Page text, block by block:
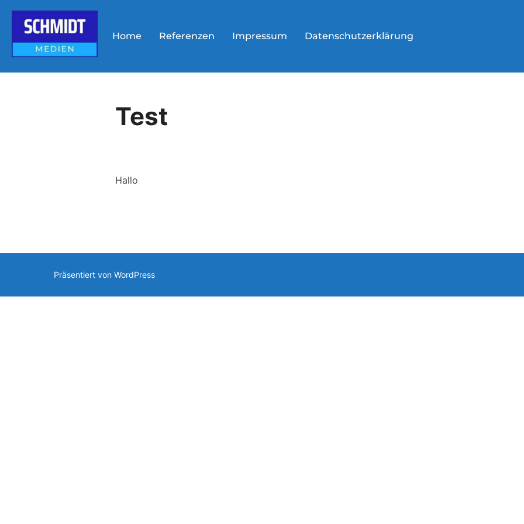
Zum
springen
Home Referenzen Impressum Datenschutzerklärung
Test
Hallo
Präsentiert von WordPress